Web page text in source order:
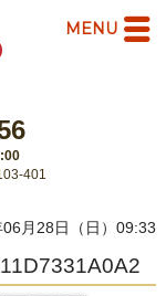
401
月28日（日）09:33
MENU